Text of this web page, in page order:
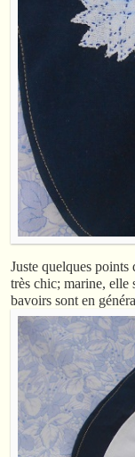
Juste quelques
très chic; marine, elle
bavoirs sont en